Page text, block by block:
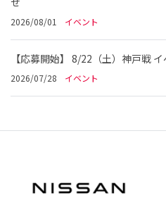
2026/08/01 イベント
【応募開始】 8/22（土）神戸戦
2026/07/28 イベント